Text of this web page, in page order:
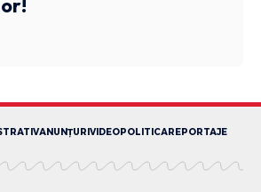
ANUNȚURIVIDEOPOLITICAREPORTAJE